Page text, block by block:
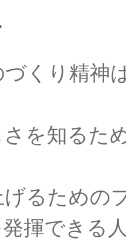
くり精神
を知るた
るための
発揮できる